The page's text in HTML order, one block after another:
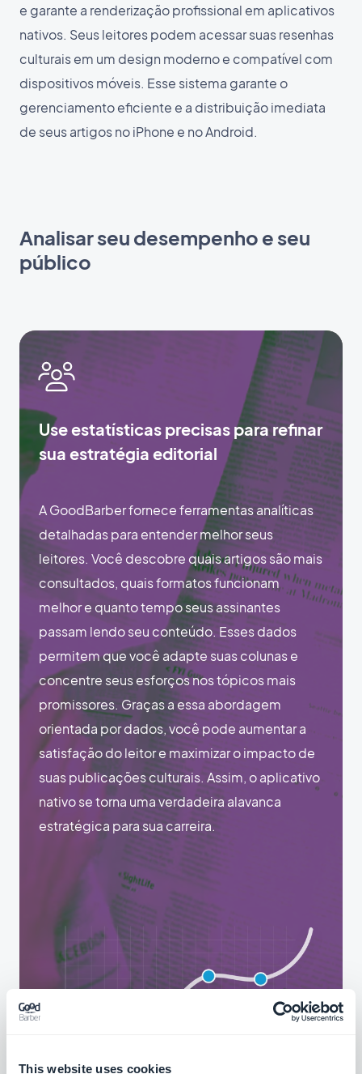
This website uses cookies
e garante a renderização profissional em aplicativos
nativos. Seus leitores podem acessar suas resenhas
culturais em um design moderno e compatível com
dispositivos móveis. Esse sistema garante o
gerenciamento eficiente e a distribuição imediata
de seus artigos no iPhone e no Android.
Analisar seu desempenho e seu
público
Use estatísticas precisas para refinar
sua estratégia editorial
A GoodBarber fornece ferramentas analíticas
detalhadas para entender melhor seus
leitores. Você descobre quais artigos são mais
consultados, quais formatos funcionam
melhor e quanto tempo seus assinantes
passam lendo seu conteúdo. Esses dados
permitem que você adapte suas colunas e
concentre seus esforços nos tópicos mais
promissores. Graças a essa abordagem
orientada por dados, você pode aumentar a
satisfação do leitor e maximizar o impacto de
suas publicações culturais. Assim, o aplicativo
nativo se torna uma verdadeira alavanca
estratégica para sua carreira.